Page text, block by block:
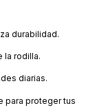
durabilidad.
la rodilla.
diarias.
para proteger tus